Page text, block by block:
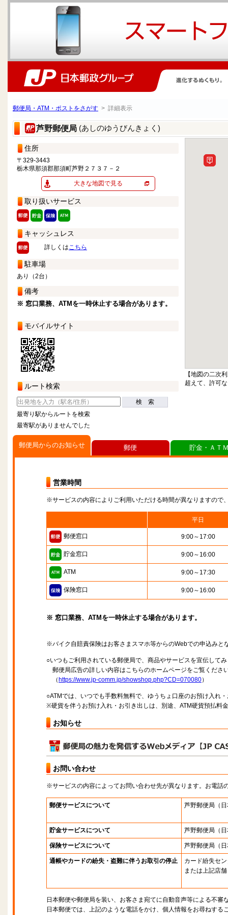
郵便局・ATM・ポストをさがす > 詳細表示
芦野郵便局 (あしのゆうびんきょく)
住所
〒329-3443
栃木県那須郡那須町芦野２７３７－２
大きな地図で見る
取り扱いサービス
キャッシュレス
詳しくはこちら
駐車場
あり（2台）
備考
※ 窓口業務、ATMを一時休止する場合があります。
モバイルサイト
ルート検索
検 索
最寄り駅からルートを検索
最寄駅がありませんでした
【地図の二次
超えて、許可
郵便局からのお知らせ
営業時間
※サービスの内容によりご利用いただける時間が異なりますので
平日
郵便窓口 9:00～17:00
貯金窓口 9:00～16:00
ATM 9:00～17:30
保険窓口 9:00～16:00
※ 窓口業務、ATMを一時休止する場合があります。
※バイク自賠責保険はお客さまスマホ等からのWebでの申込みと
○いつもご利用されている郵便局で、商品やサービスを宣伝して
郵便局広告の詳しい内容はこちらのホームページをご覧くださ
（ https://www.jp-comm.jp/showshop.php?CD=070080）
○ATMでは、いつでも手数料無料で、ゆうちょ口座のお預け入れ
※硬貨を伴うお預け入れ・お引き出しは、別途、ATM硬貨預払料
お知らせ
お問い合わせ
※サービスの内容によってお問い合わせ先が異なります。お電話
郵便サービスについて 芦野郵便局 （
貯金サービスについて 芦野郵便局 （
保険サービスについて 芦野郵便局 （
通帳やカードの紛失・盗難に伴うお取引の停止
カード紛失セ
または上記店舗
日本郵便や郵便局を装い、お客さま宛てに自動音声等による不審
日本郵便では、上記のような電話をかけ、個人情報をお尋ねする
郵便 貯金・ＡＴ